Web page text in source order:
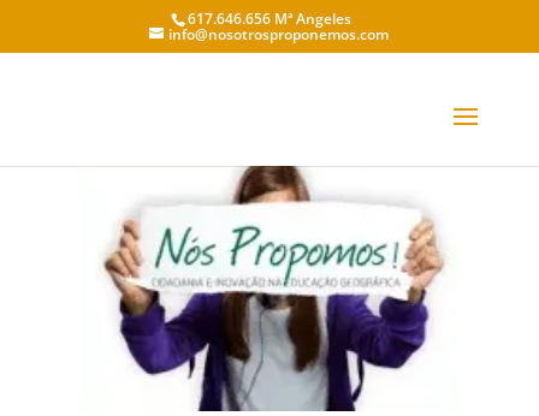
617.646.656 Mª Angeles
info@nosotrosproponemos.com